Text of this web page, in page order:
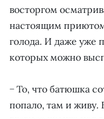
восторгом
настоящим
голода. И даже уже
которых можно
− То, что батюшка
попало, там и живу.